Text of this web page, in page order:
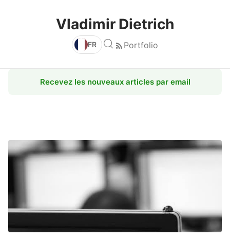
Vladimir Dietrich
FR Portfolio
Recevez les nouveaux articles par email